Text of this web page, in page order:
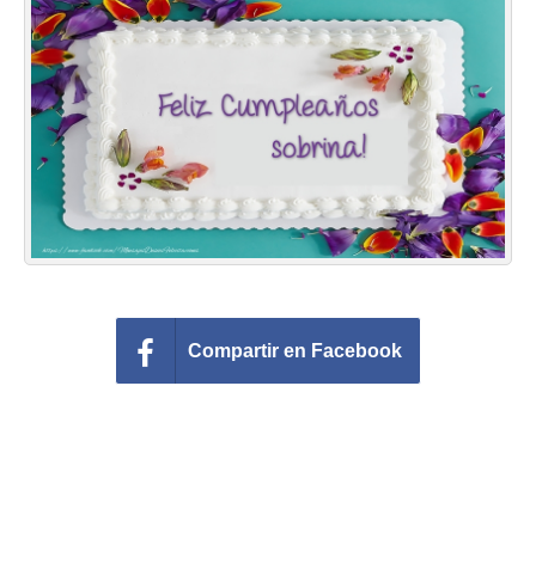
Felicitaciones días del año
Felicitaciones musicales
Entrar
Compartir en Facebook